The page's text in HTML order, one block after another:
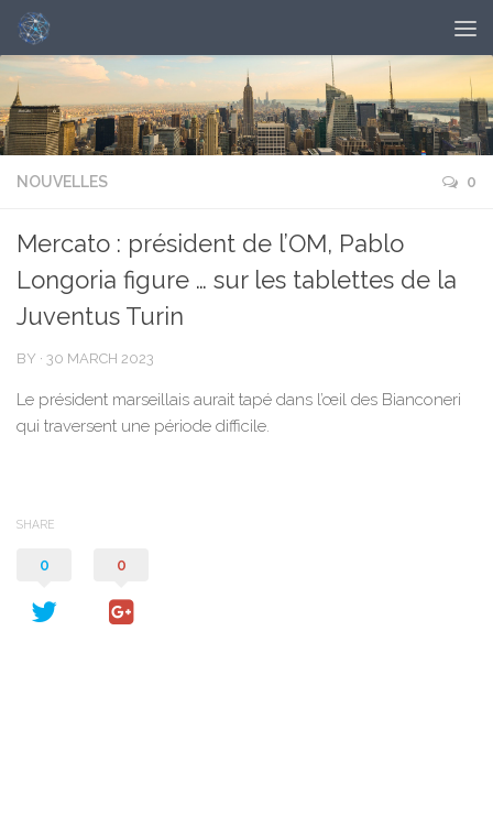
NOUVELLES 0
Mercato : président de l’OM, Pablo
Longoria figure … sur les tablettes de la
Juventus Turin
BY · 30 MARCH 2023
Le président marseillais aurait tapé dans l’œil des Bianconeri
qui traversent une période difficile.
SHARE
0 0